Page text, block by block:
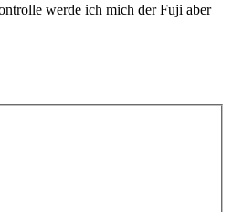
werde ich mich der Fuji aber